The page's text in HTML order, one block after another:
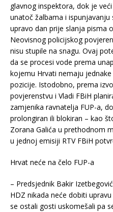
glavnog inspektora, dok je
unatoč žalbama i
upravo dan prije slanja pisma
Neovisnog policijskog
nisu stupile na snagu. Ovaj
da se procesi vode prema
kojemu Hrvati nemaju
pozicije. Istodobno, prema
povjerenstvu i Vladi FBiH
zamjenika ravnatelja FUP-a,
prolongiran ili blokiran – kao
Zorana Galića u prethodnom
u jednoj emisiji RTV FBiH
Hrvat neće na čelo FUP-a
– Predsjednik Bakir
HDZ nikada neće dobiti
se ostali gosti uskomešali pa